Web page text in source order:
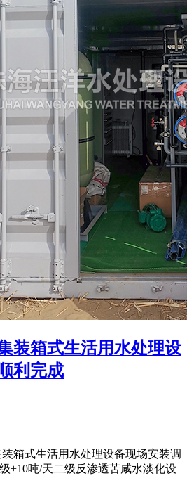
装箱式生活用水处理设
利完成
箱式生活用水处理设备现场安装调
+10吨/天二级反渗透苦咸水淡化设